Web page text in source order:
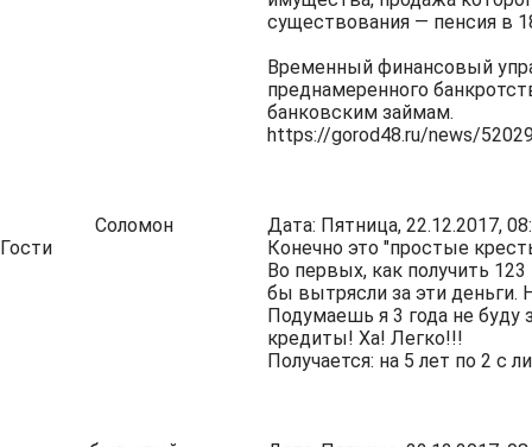
существования — пенсия в
Временный финансовый
преднамеренного
банковским займам.
https://gorod48.ru/news/
Соломон
Дата: Пятница, 22.12.2017,
Гости
Конечно это "простые
Во первых, как получить
бы вытрясли за эти
Подумаешь я 3 года не буду
кредиты! Ха! Легко!!!
Получается: на 5 лет по 2